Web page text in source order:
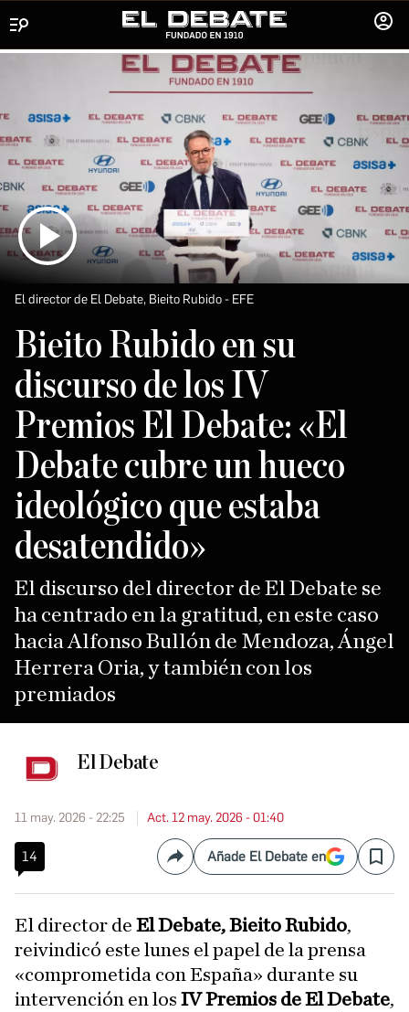
SESIÓN
El director de El Debate, Bieito Rubido EFE
Bieito Rubido en su
discurso de los IV
Premios El Debate: «El
Debate cubre un hueco
ideológico que estaba
desatendido»
El discurso del director de El Debate se
ha centrado en la gratitud, en este caso
hacia Alfonso Bullón de Mendoza, Ángel
Herrera Oria, y también con los
premiados
El Debate
11 may. 2026 - 22:25 Act. 12 may. 2026 - 01:40
14 CompartirAñade El Debate en Save
El director deEl Debate, Bieito Rubido,
reivindicó este lunes el papel de la prensa
«comprometida con España» durante su
intervención en los IV Premios de El Debate,